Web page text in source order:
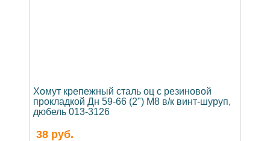
Хомут крепежный сталь оц с резиновой
прокладкой Дн 59-66 (2") М8 в/к винт-шуруп,
дюбель 013-3126
38 руб.